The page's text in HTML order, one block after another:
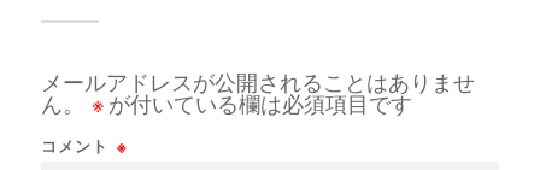
メールアドレスが公開されることはありませ
ん。
※ が付いている欄は必須項目です
コメント ※